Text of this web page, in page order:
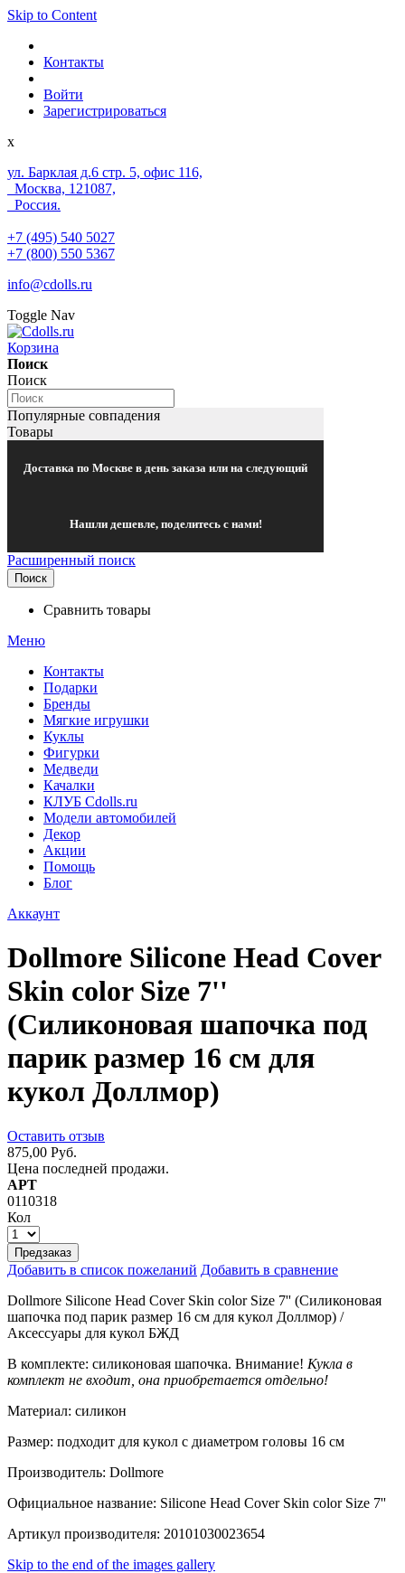
Skip to Content
Контакты
Войти
Зарегистрироваться
x
ул. Барклая д.6 стр. 5, офис 116,
Москва, 121087,
Россия.
+7 (495) 540 5027
+7 (800) 550 5367
info@cdolls.ru
Toggle Nav
Корзина
Поиск
Поиск
Популярные совпадения
Товары
Доставка по Москве в день заказа или на следующий
Нашли дешевле, поделитесь с нами!
Расширенный поиск
Поиск
Сравнить товары
Меню
Контакты
Подарки
Бренды
Мягкие игрушки
Куклы
Фигурки
Медведи
Качалки
КЛУБ Cdolls.ru
Модели автомобилей
Декор
Акции
Помощь
Блог
Аккаунт
Dollmore Silicone Head Cover
Skin color Size 7''
(Силиконовая шапочка под
парик размер 16 см для
кукол Доллмор)
Оставить отзыв
875,00 Руб.
Цена последней продажи.
АРТ
0110318
Кол
Предзаказ
Добавить в список пожеланий Добавить в сравнение
Dollmore Silicone Head Cover Skin color Size 7'' (Силиконовая
шапочка под парик размер 16 см для кукол Доллмор) /
Аксессуары для кукол БЖД
В комплекте: силиконовая шапочка. Внимание! Кукла в
комплект не входит, она приобретается отдельно!
Материал: силикон
Размер: подходит для кукол с диаметром головы 16 см
Производитель: Dollmore
Официальное название: Silicone Head Cover Skin color Size 7''
Артикул производителя: 20101030023654
Skip to the end of the images gallery